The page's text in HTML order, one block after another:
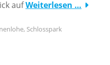
aufWeiterlesen …
, Schlosspark